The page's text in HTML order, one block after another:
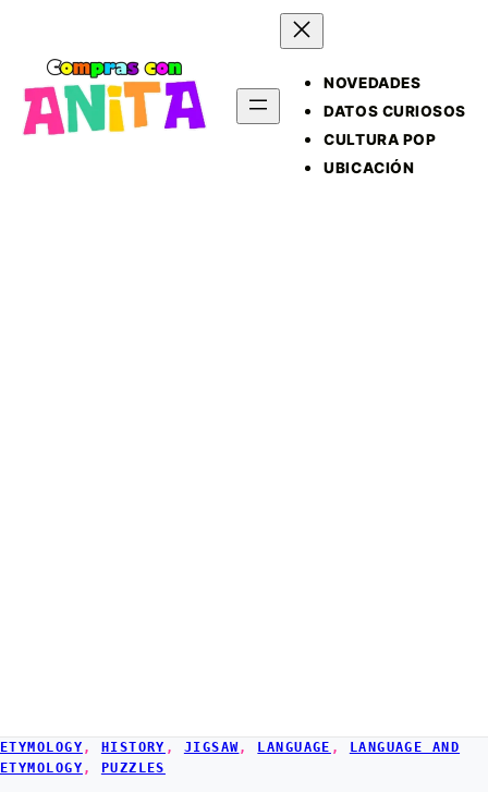
NOVEDADES
DATOS CURIOSOS
CULTURA POP
UBICACIÓN
ETYMOLOGY , HISTORY , JIGSAW, LANGUAGE ,
LANGUAGE AND
ETYMOLOGY , PUZZLES